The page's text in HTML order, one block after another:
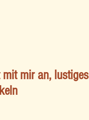
mir an, lustiges